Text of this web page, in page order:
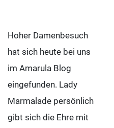
Hoher Damenbesuch
hat sich heute bei uns
im Amarula Blog
eingefunden. Lady
Marmalade persönlich
gibt sich die Ehre mit